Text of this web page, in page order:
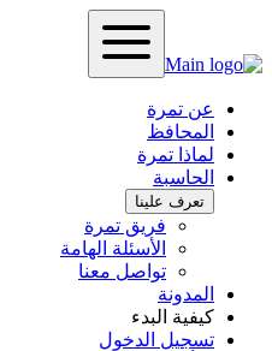
عن تمرة
المحافظ
لماذا تمرة
الحاسبة
تعرف علينا
فريق تمرة
الأسئلة الهامة
تواصل معنا
المدونة
كيفية البدء
تسجيل الدخول